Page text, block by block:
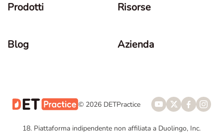
Prodotti Risorse
Blog Azienda
© 2026 DETPractice
18. Piattaforma indipendente non affiliata a Duolingo, Inc.